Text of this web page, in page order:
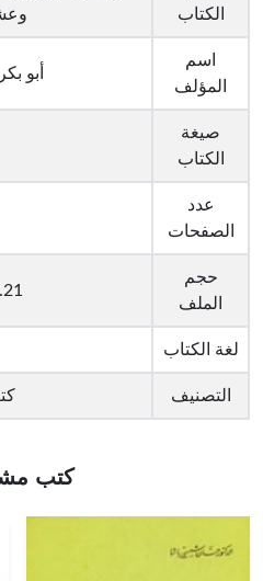
الكتاب
اسم
المؤلف
أبو
صيغة
الكتاب
عدد
الصفحات
حجم
الملف
7.21
لغة الكتاب
التصنيف
كتب